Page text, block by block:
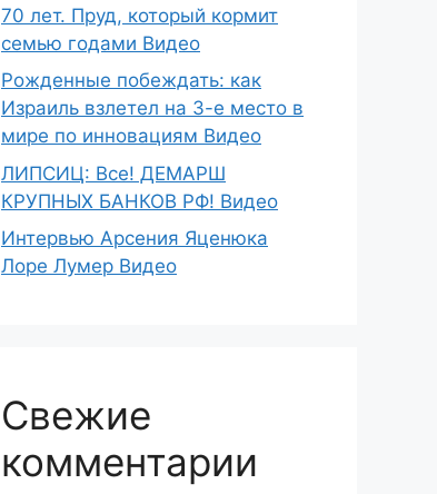
70 лет. Пруд, который кормит
семью годами Видео
Рожденные побеждать: как
Израиль взлетел на 3-е место в
мире по инновациям Видео
ЛИПСИЦ: Все! ДЕМАРШ
КРУПНЫХ БАНКОВ РФ! Видео
Интервью Арсения Яценюка
Лоре Лумер Видео
Свежие
комментарии